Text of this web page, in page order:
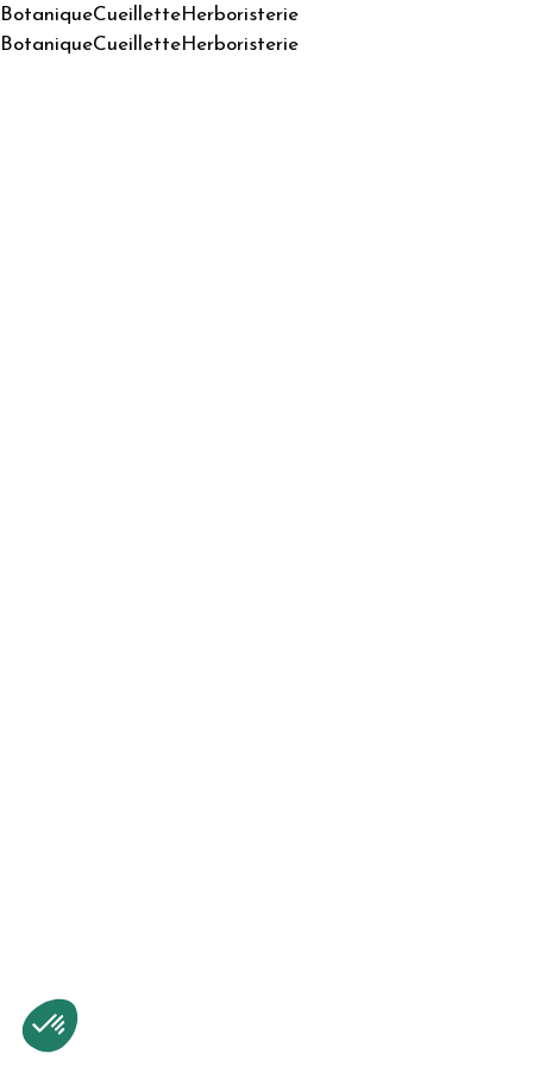
BotaniqueCueilletteHerboristerie
BotaniqueCueilletteHerboristerie